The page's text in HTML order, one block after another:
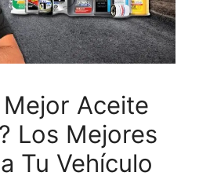
Mejor Aceite
Los Mejores
Tu Vehículo